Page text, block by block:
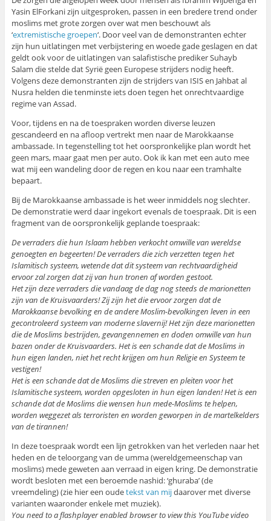
Yasin ElForkani zijn uitgesproken, passen in een bredere trend onder
moslims met grote zorgen over wat men beschouwt als
‘extremistische groepen‘. Door veel van de demonstranten echter
zijn hun uitlatingen met verbijstering en woede gade geslagen en dat
geldt ook voor de uitlatingen van salafistische prediker Suhayb
Salam die stelde dat Syrië geen Europese strijders nodig heeft.
Volgens deze demonstranten zijn de strijders van ISIS en Jahbat al
Nusra helden die tenminste iets doen tegen het onrechtvaardige
regime van Assad.
Voor, tijdens en na de toespraken worden diverse leuzen
gescandeerd en na afloop vertrekt men naar de Marokkaanse
ambassade. In tegenstelling tot het oorspronkelijke plan wordt het
geen mars, maar gaat men per auto. Ook ik kan met een auto mee
wat mij een wandeling door de regen en kou naar een tramhalte
bepaart.
Bij de Marokkaanse ambassade is het weer inmiddels nog slechter.
De demonstratie werd daar ingekort evenals de toespraak. Dit is een
fragment van de oorspronkelijk geplande toespraak:
De verraders die hun Islaam hebben verkocht omwille van wereldse
genoegten en begeerten! De verraders die zich verzetten tegen het
Islamitisch systeem, wetende dat dit systeem van rechtvaardigheid
ervoor zal zorgen dat zij van hun tronen af worden gestoot.
Het zijn deze verraders die vandaag de dag nog steeds de marionetten
zijn van de Kruisvaarders! Zij zijn het die ervoor zorgen dat de
Marokkaanse bevolking en de andere Moslim-bevolkingen leven in een
gecontroleerd systeem van moderne slavernij! Het zijn deze marionetten
die de Moslims bestrijden, gevangennemen en doden omwille van hun
bazen onder de Kruisvaarders. Het is een schande dat de Moslims in
hun eigen landen, niet het recht krijgen om hun Religie en Systeem te
vestigen!
Het is een schande dat de Moslims die streven en pleiten voor het
Islamitische systeem, worden opgesloten in hun eigen landen! Het is een
schande dat de Moslims die wensen hun mede-Moslims te helpen,
worden weggezet als terroristen en worden geworpen in de martelkelders
van de tirannen!
In deze toespraak wordt een lijn getrokken van het verleden naar het
heden en de teloorgang van de umma (wereldgemeenschap van
moslims) mede geweten aan verraad in eigen kring. De demonstratie
wordt besloten met een beroemde nashid: ‘ghuraba’ (de
vreemdeling) (zie hier een oudetekst van mijdaarover met diverse
varianten waaronder enkele met muziek).
You need to a flashplayer enabled browser to view this YouTube video